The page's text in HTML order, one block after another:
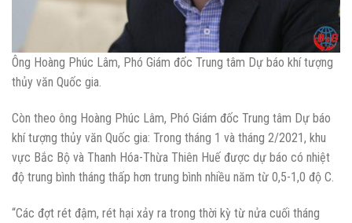
Ông Hoàng Phúc Lâm, Phó Giám đốc Trung tâm Dự báo khí tượng
thủy văn Quốc gia.
Còn theo ông Hoàng Phúc Lâm, Phó Giám đốc Trung tâm Dự báo
khí tượng thủy văn Quốc gia: Trong tháng 1 và tháng 2/2021, khu
vực Bắc Bộ và Thanh Hóa-Thừa Thiên Huế được dự báo có nhiệt
độ trung bình tháng thấp hơn trung bình nhiều năm từ 0,5-1,0 độ C.
“Các đợt rét đậm, rét hại xảy ra trong thời kỳ từ nửa cuối tháng